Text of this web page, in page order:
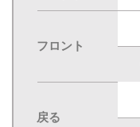
フロント
戻る